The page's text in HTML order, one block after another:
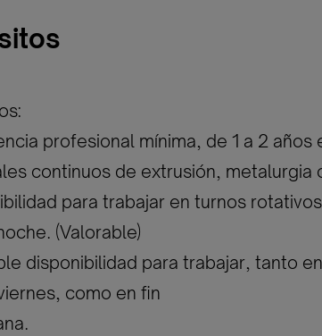
profesional mínima, de 1 a 2 años
continuos de extrusión, metalurgia
para trabajar en turnos
(Valorable)
disponibilidad para trabajar, tanto
como en fin